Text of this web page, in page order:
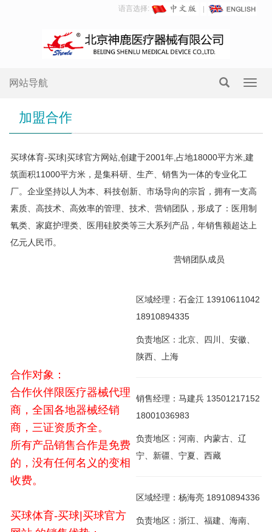
语言选择:
网站导航
加盟合作
买球体育-买球|买球官方网站,创建于2001年,占地18000平方米,建
筑面积11000平方米，是集科研、生产、销售为一体的专业化工
厂。企业坚持以人为本、科技创新、市场导向的宗旨，拥有一支高
素质、高技术、高效率的管理、技术、营销团队，形成了：医用制
氧类、家庭护理类、医用硅胶类等三大系列产品，年销售额超达上
亿元人民币。
合作对象：
合作伙伴限医疗器械代理
商，全国各地器械经销
商，三证资质齐全。
所有产品销售合作是免费
的，没有任何名义的变相
收费。
买球体育-买球|买球官方
营销团队成员
区域经理：石金江 13910611042
18910894335
负责地区：北京、四川、安徽、
陕西、上海
销售经理：马建兵 13501217152
18001036983
负责地区：河南、内蒙古、辽
宁、新疆、宁夏、西藏
区域经理：杨海亮 18910894336
负责地区：浙江、福建、海南、